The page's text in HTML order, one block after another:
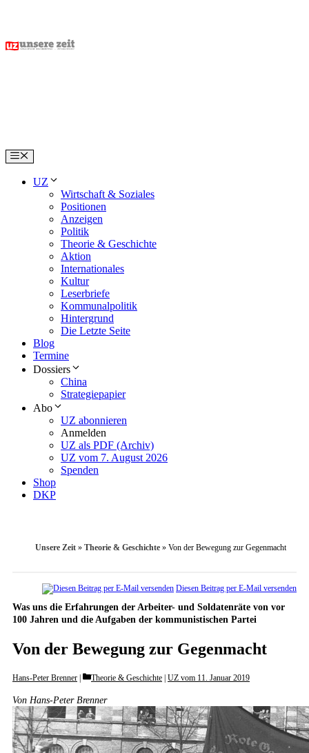
content
Menu
UZ
Wirtschaft & Soziales
Positionen
Anzeigen
Politik
Theorie & Geschichte
Aktion
Internationales
Kultur
Leserbriefe
Kommunalpolitik
Hintergrund
Die Letzte Seite
Blog
Termine
Dossiers
China
Strategiepapier
Abo
UZ abonnieren
Anmelden
UZ als PDF (Archiv)
UZ vom 7. August 2026
Spenden
Shop
DKP
Unsere Zeit » Theorie & Geschichte » Von der Bewegung zur Gegenmacht
Diesen Beitrag per E-Mail versenden
Was uns die Erfahrungen der Arbeiter- und Soldatenräte von vor
100 Jahren und die Aufgaben der kommunistischen Partei
Von der Bewegung zur Gegenmacht
Hans-Peter Brenner Categories
Theorie & Geschichte UZ vom 11. Januar 2019
Von Hans-Peter Brenner